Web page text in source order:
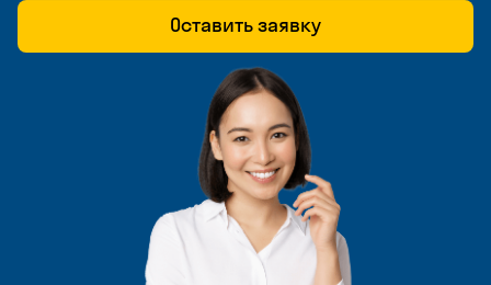
Оставить заявку